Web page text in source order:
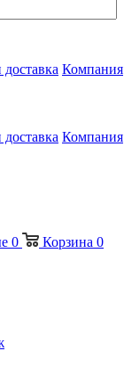
Компания
Компания
0 Корзина 0